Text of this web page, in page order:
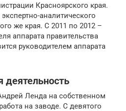
Красноярского края.
аналитического
же края. С 2011 по 2012 –
аппарата правительства
руководителем аппарата
деятельность
Ленда на собственном
на заводе. С девятого